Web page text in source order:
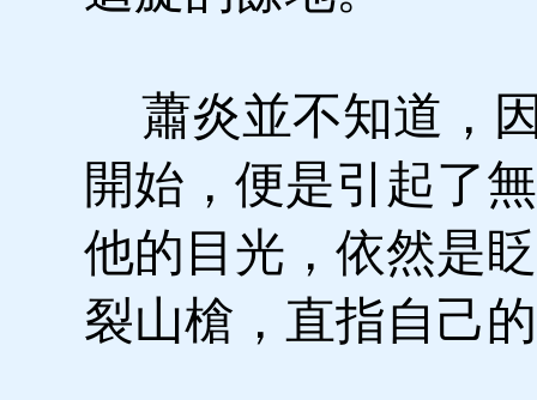
蕭炎並不知道，
開始，便是引起了
他的目光，依然是
裂山槍，直指自己